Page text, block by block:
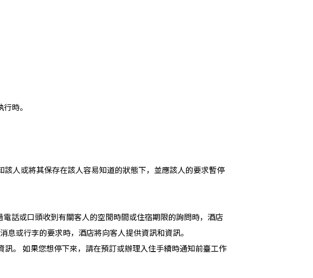
時。
人或將其保存在該人容易知道的狀態下，並應該人的要求暫停
話或口頭收到有關客人的空閒時間或住宿期限的詢問時，酒店
或行李的要求時，酒店將向客人提供資訊和資訊。
。 如果您想停下來，請在預訂或辦理入住手續時通知前臺工作